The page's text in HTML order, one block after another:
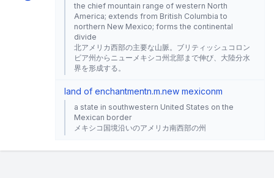
the chief mountain range of western North
America; extends from British Columbia to
northern New Mexico; forms the continental
divide
北アメリカ西部の主要な山脈。ブリティッシュコロン
ビア州からニューメキシコ州北部まで伸び、大陸分水
界を形成する。
land of enchantmentn.m.new mexiconm
a state in southwestern United States on the
Mexican border
メキシコ国境沿いのアメリカ南西部の州